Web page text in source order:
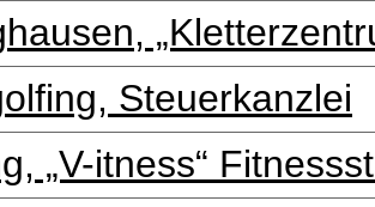
Steuerkanzlei
„V-itness“